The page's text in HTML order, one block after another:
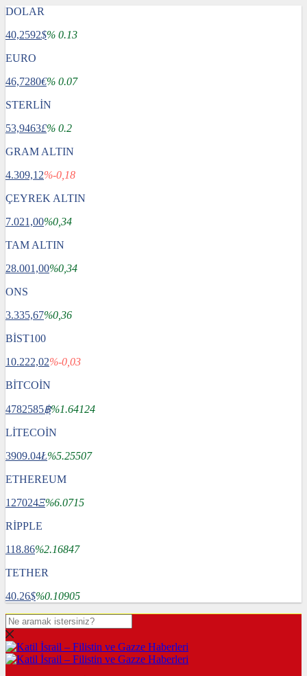
DOLAR
40,2592$% 0.13
EURO
46,7280€% 0.07
STERLİN
53,9463£% 0.2
GRAM ALTIN
4.309,12%-0,18
ÇEYREK ALTIN
7.021,00%0,34
TAM ALTIN
28.001,00%0,34
ONS
3.335,67%0,36
BİST100
10.222,02%-0,03
BİTCOİN
4782585฿%1.64124
LİTECOİN
3909.04Ł%5.25507
ETHEREUM
127024Ξ%6.0715
RİPPLE
118.86%2.16847
TETHER
40.26$%0.10905